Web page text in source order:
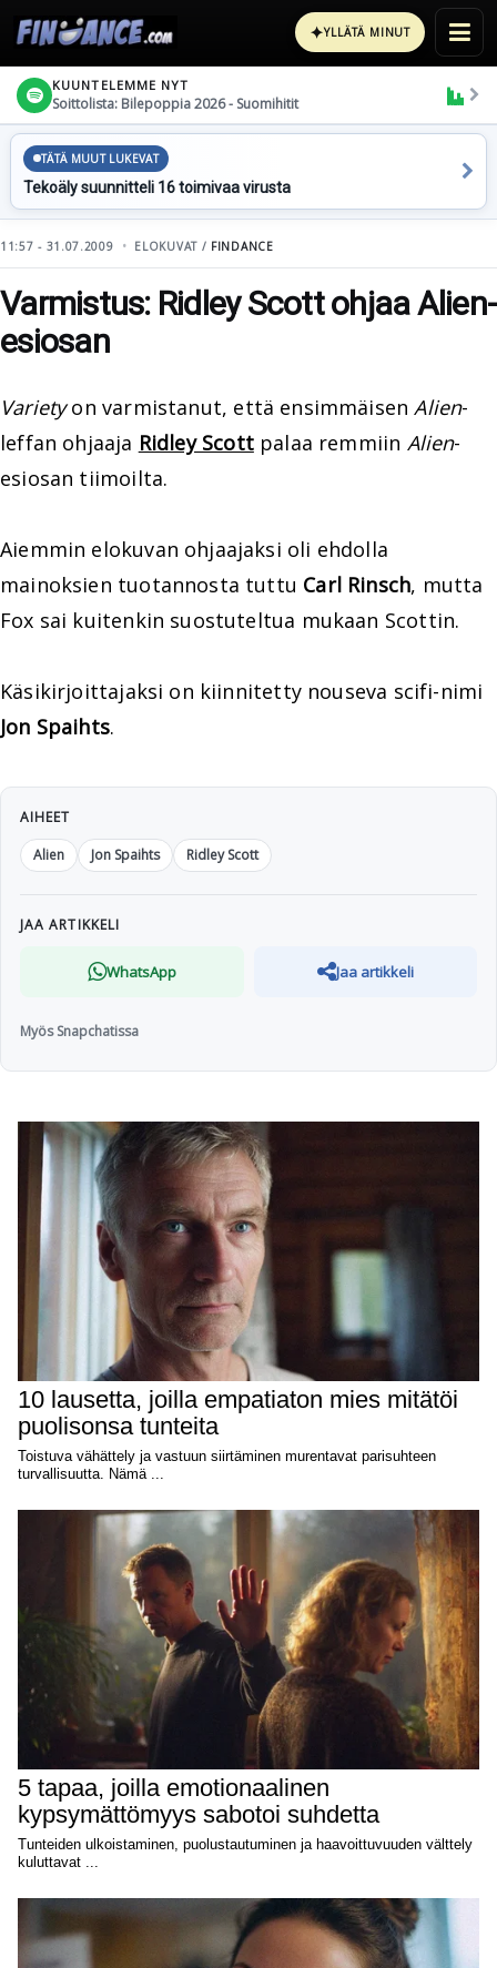
✦YLLÄTÄ MINUT
KUUNTELEMME NYT
Soittolista: Bilepoppia 2026 - Suomihitit
TÄTÄ MUUT LUKEVAT
Tekoäly suunnitteli 16 toimivaa virusta
11:57 - 31.07.2009 ELOKUVAT / FINDANCE
Varmistus: Ridley Scott ohjaa Alien-
esiosan
Varietyon varmistanut, että ensimmäisenAlien-
leffan ohjaaja Ridley Scottpalaa remmiin Alien-
esiosan tiimoilta.
Aiemmin elokuvan ohjaajaksi oli ehdolla
mainoksien tuotannosta tuttu Carl Rinsch, mutta
Fox sai kuitenkin suostuteltua mukaan Scottin.
Käsikirjoittajaksi on kiinnitetty nouseva scifi-nimi
Jon Spaihts.
AIHEET
Alien
Jon Spaihts Ridley Scott
JAA ARTIKKELI
WhatsApp Jaa artikkeli
Myös Snapchatissa